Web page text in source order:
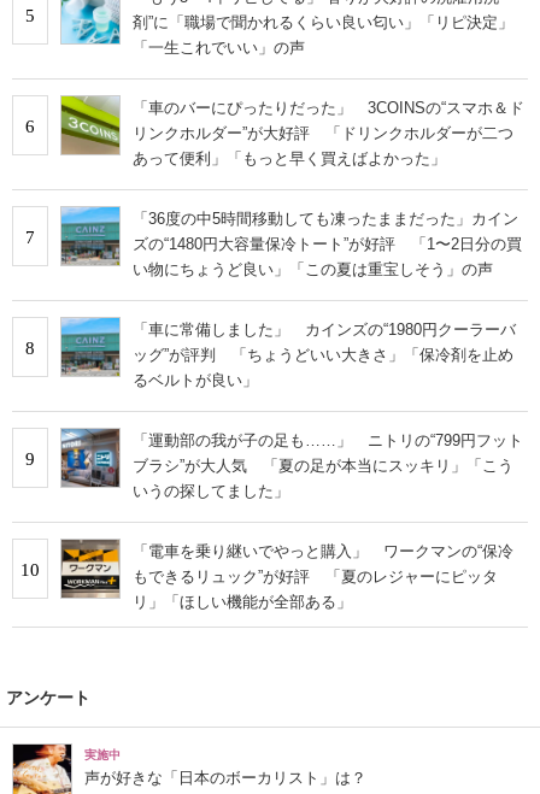
5
剤”に「職場で聞かれるくらい良い匂い」「リピ決定」
「一生これでいい」の声
6
「車のバーにぴったりだった」 3COINSの“スマホ＆ド
リンクホルダー”が大好評 「ドリンクホルダーが二つ
あって便利」「もっと早く買えばよかった」
7
「36度の中5時間移動しても凍ったままだった」カイン
ズの“1480円大容量保冷トート”が好評 「1〜2日分の買
い物にちょうど良い」「この夏は重宝しそう」の声
8
「車に常備しました」 カインズの“1980円クーラーバ
ッグ”が評判 「ちょうどいい大きさ」「保冷剤を止め
るベルトが良い」
9
「運動部の我が子の足も……」 ニトリの“799円フット
ブラシ”が大人気 「夏の足が本当にスッキリ」「こう
いうの探してました」
10
「電車を乗り継いでやっと購入」 ワークマンの“保冷
もできるリュック”が好評 「夏のレジャーにピッタ
リ」「ほしい機能が全部ある」
アンケート
実施中
声が好きな「日本のボーカリスト」は？